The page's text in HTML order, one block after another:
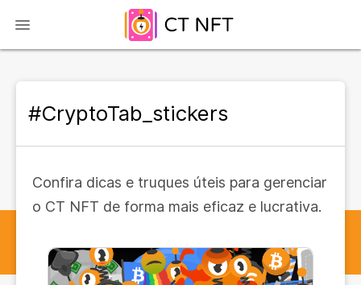
#CryptoTab_stickers
Confira dicas e truques úteis para gerenciar
o CT NFT de forma mais eficaz e lucrativa.